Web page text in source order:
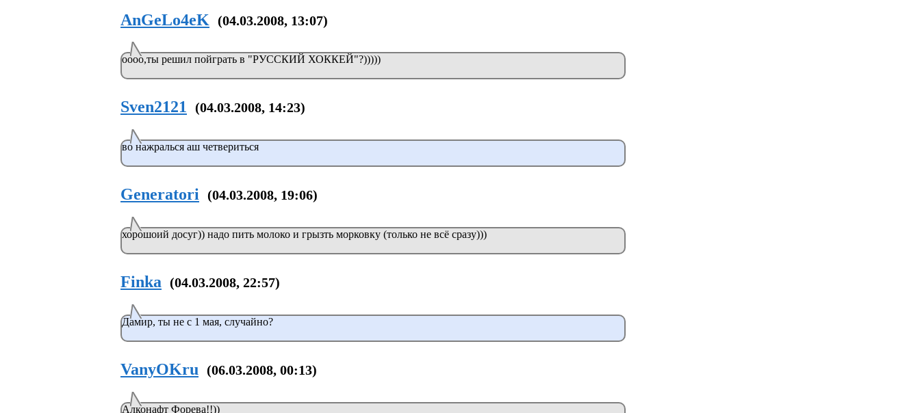
AnGeLo4eK (04.03.2008, 13:07)
оооо,ты решил пойграть в "РУССКИЙ ХОККЕЙ"?)))))
Sven2121 (04.03.2008, 14:23)
во нажралься аш четвериться
Generatori (04.03.2008, 19:06)
хорошоий досуг)) надо пить молоко и грызть морковку (только не всё сразу)))
Finka (04.03.2008, 22:57)
Дамир, ты не с 1 мая, случайно?
VanyOKru (06.03.2008, 00:13)
Алконафт Форева!!))